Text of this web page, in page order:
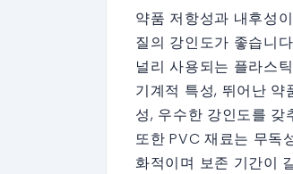
약품 저항성과 내후성
질의 강인도가 좋습니
널리 사용되는 플라스
기계적 특성, 뛰어난 약
성, 우수한 강인도를 갖
또한 PVC 재료는 무독
화적이며 보존 기간이